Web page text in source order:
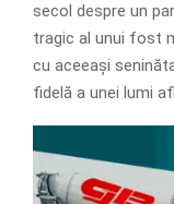
secol despre un
tragic al unui fost
cu aceeași
fidelă a unei lumi